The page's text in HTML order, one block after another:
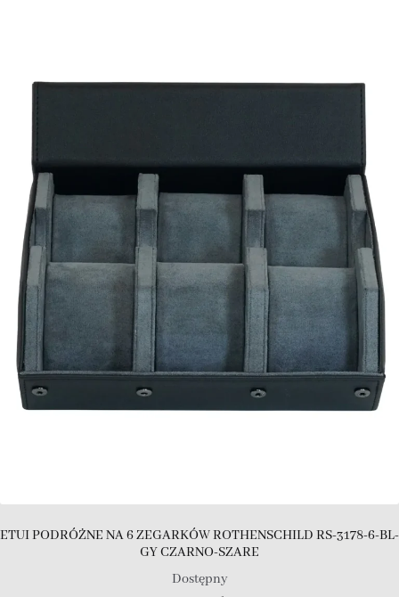
ETUI PODRÓŻNE NA 6 ZEGARKÓW ROTHENSCHILD RS-3178-6-BL-
GY CZARNO-SZARE
Dostępny